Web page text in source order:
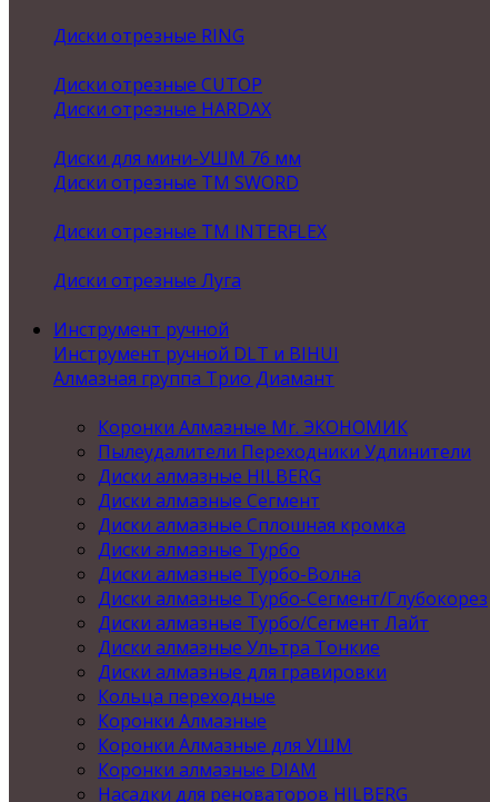
Диски отрезные RING
Диски отрезные CUTOP
Диски отрезные HARDAX
Диски для мини-УШМ 76 мм
Диски отрезные ТМ SWORD
Диски отрезные ТМ INTERFLEX
Диски отрезные Луга
Инструмент ручной
Инструмент ручной DLT и BIHUI
Алмазная группа Трио Диамант
Коронки Алмазные Mr. ЭКОНОМИК
Пылеудалители Переходники Удлинители
Диски алмазные HILBERG
Диски алмазные Сегмент
Диски алмазные Сплошная кромка
Диски алмазные Турбо
Диски алмазные Турбо-Волна
Диски алмазные Турбо-Сегмент/Глубокорез
Диски алмазные Турбо/Сегмент Лайт
Диски алмазные Ультра Тонкие
Диски алмазные для гравировки
Кольца переходные
Коронки Алмазные
Коронки Алмазные для УШМ
Коронки алмазные DIAM
Насадки для реноваторов HILBERG